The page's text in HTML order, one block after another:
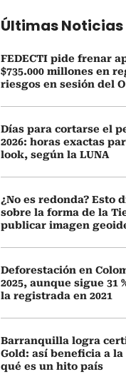
Últimas Noticias
FEDECTI pide frenar
$735.000 millones en
riesgos en sesión del
Días para cortarse el
2026: horas exactas
look, según la LUNA
¿No es redonda? Esto
sobre la forma de la
publicar imagen
Deforestación en
2025, aunque sigue 31
la registrada en 2021
Barranquilla logra
Gold: así beneficia a
qué es un hito país